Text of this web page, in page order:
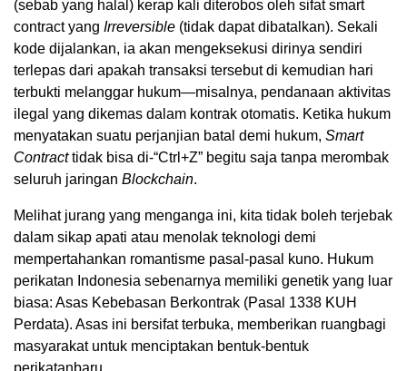
(sebab yang halal) kerap kali diterobos oleh sifat smart
contractyang Irreversible (tidak dapat dibatalkan). Sekali
kode dijalankan, ia akan mengeksekusi dirinya sendiri
terlepas dari apakah transaksi tersebutdi kemudian hari
terbukti melanggar hukum—misalnya, pendanaan aktivitas
ilegal yang dikemas dalam kontrak otomatis. Ketika hukum
menyatakan suatu perjanjian batal demi hukum, Smart
Contract tidak bisa di-“Ctrl+Z” begitu saja tanpa merombak
seluruh jaringan Blockchain.
Melihat jurang yang menganga ini, kita tidak boleh terjebak
dalam sikap apati atau menolak teknologi demi
mempertahankan romantisme pasal-pasal kuno. Hukum
perikatan Indonesia sebenarnya memiliki genetik yang luar
biasa: Asas Kebebasan Berkontrak (Pasal 1338 KUH
Perdata). Asas ini bersifat terbuka, memberikan ruangbagi
masyarakat untuk menciptakan bentuk-bentuk
perikatanbaru.